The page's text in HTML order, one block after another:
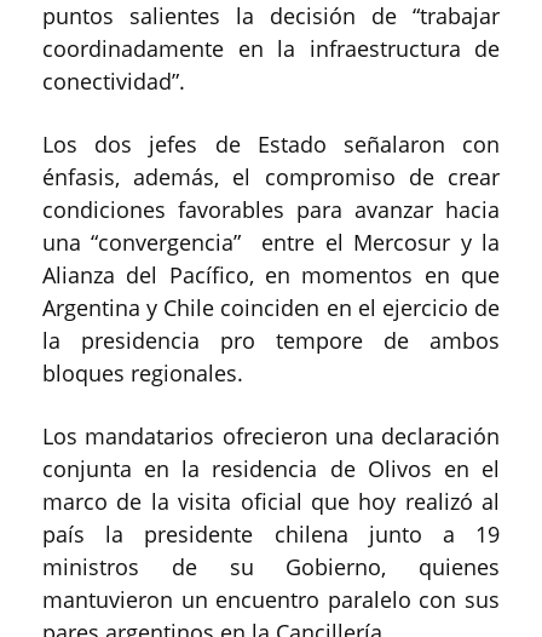
puntos salientes la decisión de “trabajar
coordinadamente en la infraestructura de
conectividad”.
Los dos jefes de Estado señalaron con
énfasis, además, el compromiso de crear
condiciones favorables para avanzar hacia
una “convergencia” entre el Mercosur y la
Alianza del Pacífico, en momentos en que
Argentina y Chile coinciden en el ejercicio de
la presidencia pro tempore de ambos
bloques regionales.
Los mandatarios ofrecieron una declaración
conjunta en la residencia de Olivos en el
marco de la visita oficial que hoy realizó al
país la presidente chilena junto a 19
ministros de su Gobierno, quienes
mantuvieron un encuentro paralelo con sus